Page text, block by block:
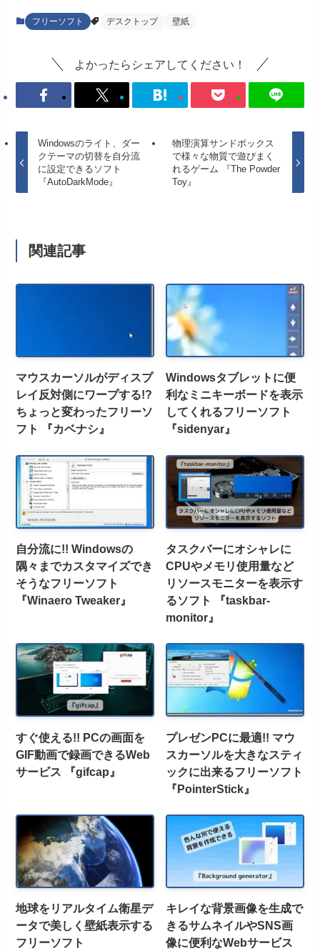
フリーソフト デスクトップ 壁紙
よかったらシェアしてください！
Windowsのライト、ダー
クテーマの切替を自分流
に設定できるソフト
『AutoDarkMode』
物理演算サンドボックス
で様々な物質で遊びまく
れるゲーム 『The Powder
Toy』
関連記事
マウスカーソルがディスプ
レイ反対側にワープする!?
ちょっと変わったフリーソ
フト 『カベナシ』
Windowsタブレットに便
利なミニキーボードを表示
してくれるフリーソフト
『sidenyar』
自分流に!! Windowsの
隅々までカスタマイズでき
そうなフリーソフト
『Winaero Tweaker』
タスクバーにオシャレに
CPUやメモリ使用量など
リソースモニターを表示す
るソフト 『taskbar-
monitor』
すぐ使える!! PCの画面を
GIF動画で録画できるWeb
サービス 『gifcap』
プレゼンPCに最適!! マウ
スカーソルを大きなスティ
ックに出来るフリーソフト
『PointerStick』
地球をリアルタイム衛星デ
ータで美しく壁紙表示する
フリーソフト
キレイな背景画像を生成で
きるサムネイルやSNS画
像に便利なWebサービス